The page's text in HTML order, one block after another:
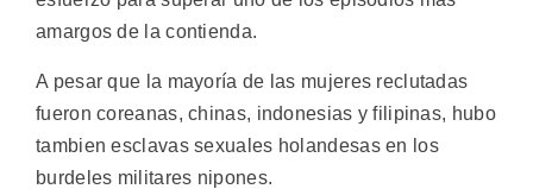
amargos de la contienda.
A pesar que la mayoría de las mujeres reclutadas
fueron coreanas, chinas, indonesias y filipinas, hubo
tambien esclavas sexuales holandesas en los
burdeles militares nipones.